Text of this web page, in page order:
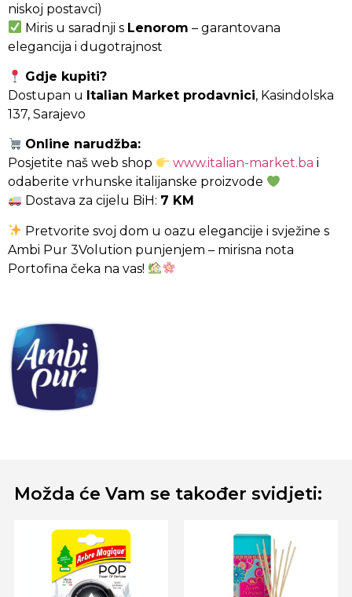
niskoj postavci)
Miris u saradnji s Lenorom – garantovana
elegancija i dugotrajnost
Gdje kupiti?
Dostupan u Italian Market prodavnici, Kasindolska
137, Sarajevo
Online narudžba:
Posjetite naš web shop
www.italian-market.ba i
odaberite vrhunske italijanske proizvode
Dostava za cijelu BiH: 7 KM
Pretvorite svoj dom u oazu elegancije i svježine s
Ambi Pur 3Volution punjenjem – mirisna nota
Portofina čeka na vas!
Možda će Vam se također svidjeti: